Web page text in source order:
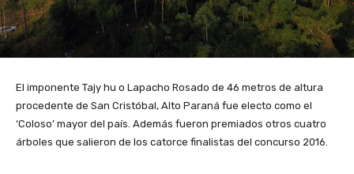
El imponente Tajy hu o Lapacho Rosado de 46 metros de altura
procedente de San Cristóbal, Alto Paraná fue electo como el
‘Coloso’ mayor del país. Además fueron premiados otros cuatro
árboles que salieron de los catorce finalistas del concurso 2016.